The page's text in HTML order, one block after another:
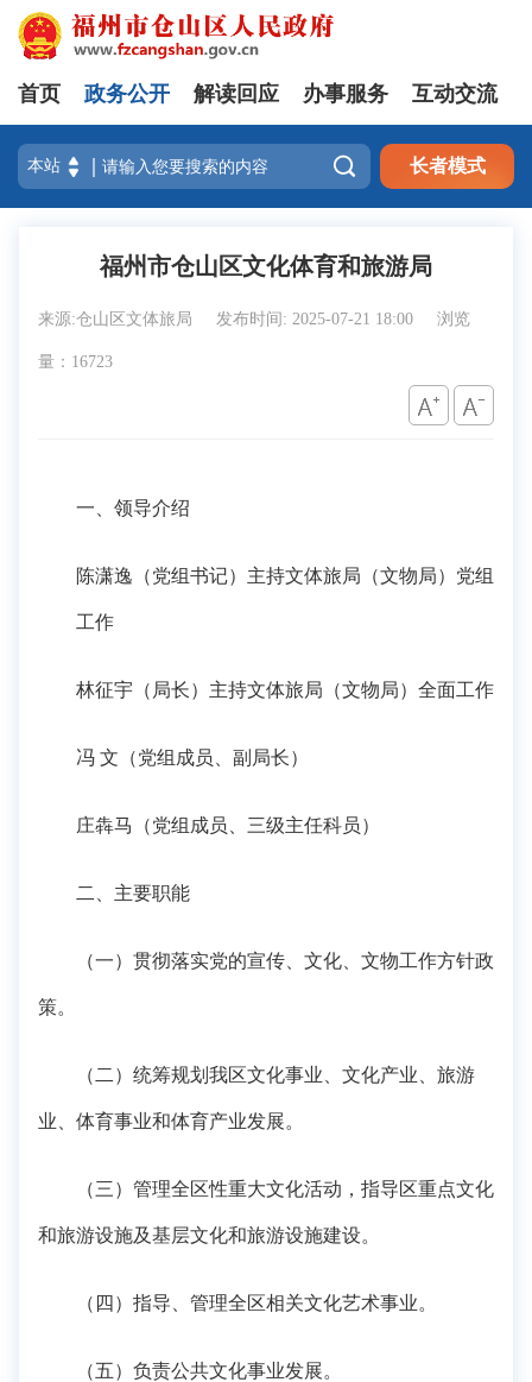
首页 政务公开 解读回应 办事服务 互动交流
 长者模式
福州市仓山区文化体育和旅游局
来源:仓山区文体旅局 发布时间: 2025-07-21 18:00 浏览
量：16723
一、领导介绍
陈潇逸（党组书记）主持文体旅局（文物局）党组
工作
林征宇（局长）主持文体旅局（文物局）全面工作
冯 文（党组成员、副局长）
庄犇马（党组成员、三级主任科员）
二、主要职能
（一）贯彻落实党的宣传、文化、文物工作方针政
策。
（二）统筹规划我区文化事业、文化产业、旅游
业、体育事业和体育产业发展。
（三）管理全区性重大文化活动，指导区重点文化
和旅游设施及基层文化和旅游设施建设。
（四）指导、管理全区相关文化艺术事业。
（五）负责公共文化事业发展。